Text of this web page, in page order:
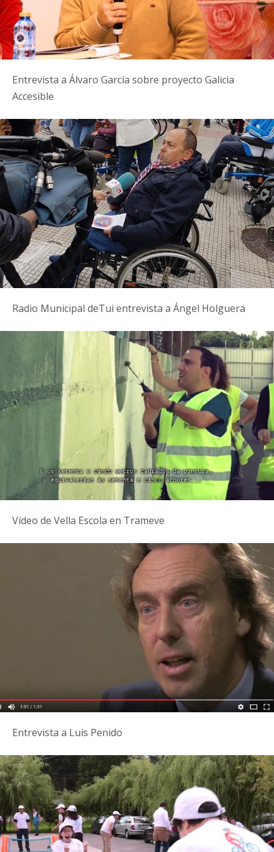
Entrevista a Álvaro García sobre proyecto Galicia
Accesible
Radio Municipal deTui entrevista a Ángel Holguera
Vídeo de Vella Escola en Trameve
Entrevista a Luis Penido